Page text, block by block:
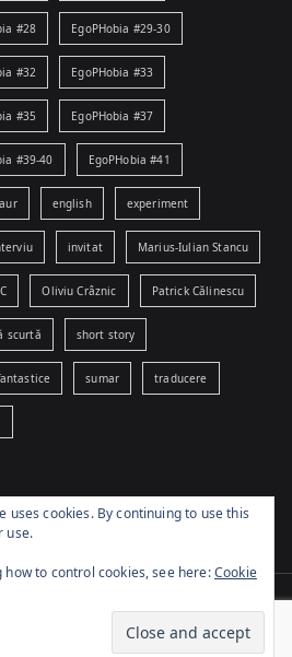
#28 EgoPHobia #29-30
#32 EgoPHobia #33
#35 EgoPHobia #37
#39-40 EgoPHobia #41
english experiment
invitat Marius-Iulian Stancu
Oliviu Crâznic Patrick Călinescu
scurtă short story
sumar traducere
. Powered byZakraand
uses cookies. By continuing to use this
use.
to control cookies, see here:Cookie